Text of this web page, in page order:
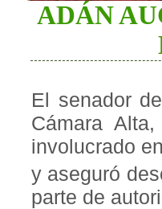
ADÁN
El senador
Cámara
involucrado
y aseguró
parte de